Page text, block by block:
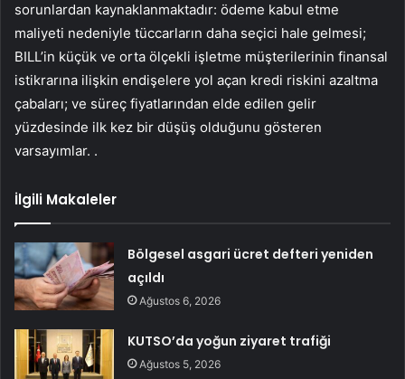
sorunlardan kaynaklanmaktadır: ödeme kabul etme
maliyeti nedeniyle tüccarların daha seçici hale gelmesi;
BILL’in küçük ve orta ölçekli işletme müşterilerinin finansal
istikrarına ilişkin endişelere yol açan kredi riskini azaltma
çabaları; ve süreç fiyatlarından elde edilen gelir
yüzdesinde ilk kez bir düşüş olduğunu gösteren
varsayımlar. .
İlgili Makaleler
Bölgesel asgari ücret defteri yeniden
açıldı
Ağustos 6, 2026
KUTSO’da yoğun ziyaret trafiği
Ağustos 5, 2026